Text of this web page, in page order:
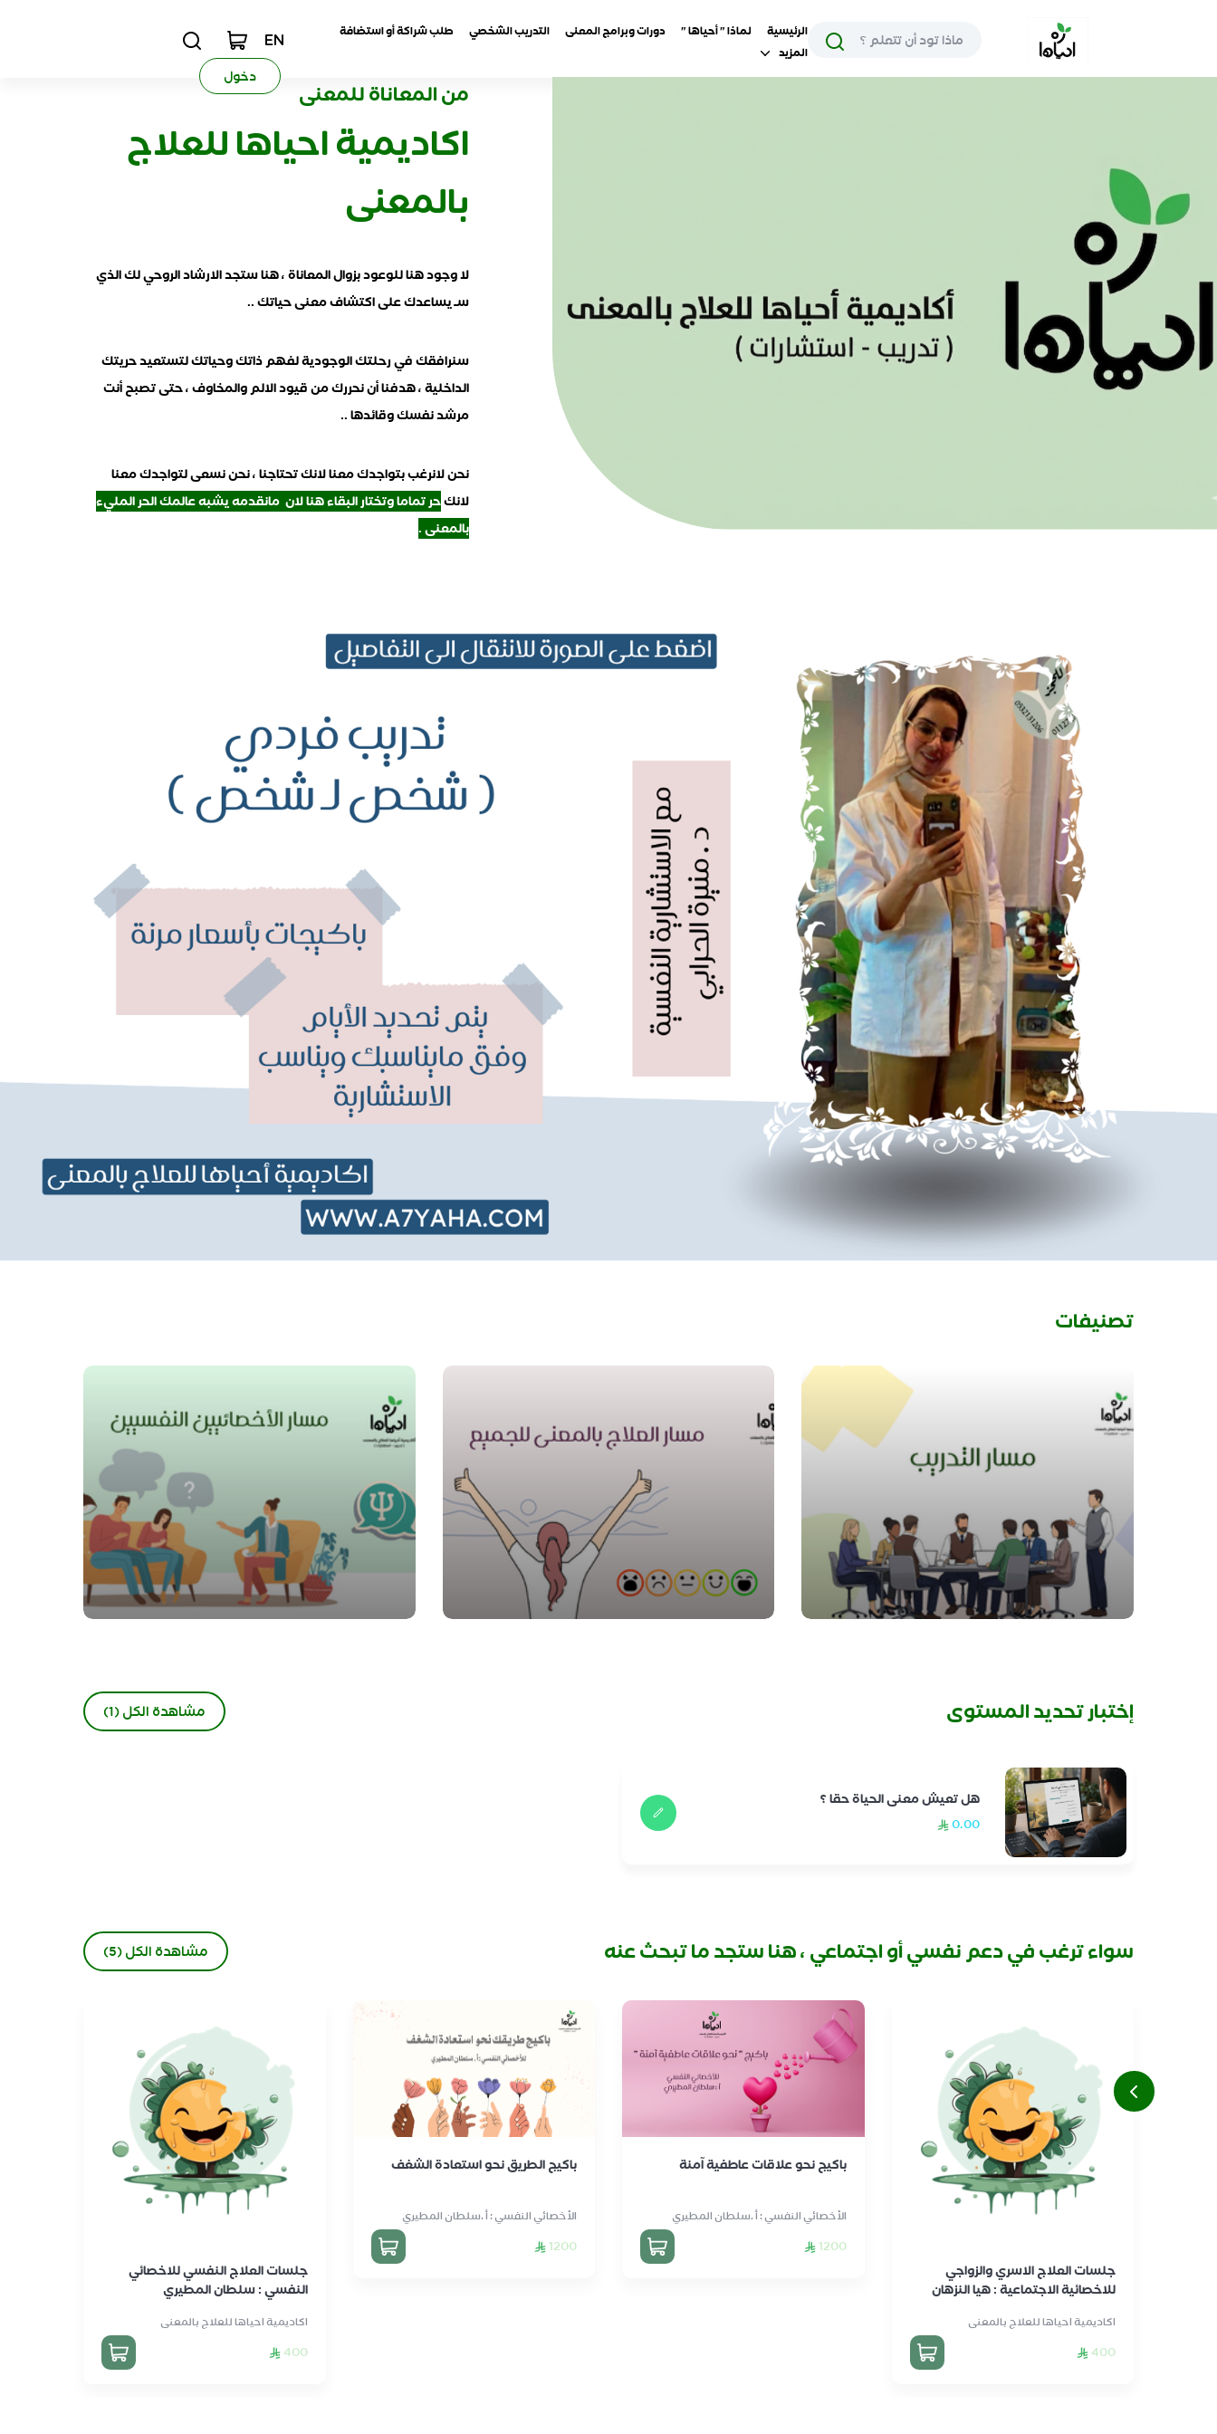
الرئيسية لماذا " أحياها " دورات وبرامج المعنى التدريب الشخصي
طلب شراكة أو استضافة
المزيد
EN
دخول
من المعاناة للمعنى
اكاديمية احياها للعلاج
بالمعنى
لا وجود هنا للوعود بزوال المعاناة ، هنا ستجد الارشاد الروحي لك الذي
سـ يساعدك على اكتشاف معنى حياتك ..
سنرافقك في رحلتك الوجودية لفهم ذاتك وحياتك لتستعيد حريتك
الداخلية ، هدفنا أن نحررك من قيود الالم والمخاوف ، حتى تصبح أنت
مرشد نفسك وقائدها ..
نحن لانرغب بتواجدك معنا لانك تحتاجنا ، نحن نسعى لتواجدك معنا
لانكحر تماما وتختار البقاء هنا لان مانقدمه يشبه عالمك الحر المليء
بالمعنى .
تصنيفات
إختبار تحديد المستوى مشاهدة الكل (1)
هل تعيش معنى الحياة حقا ؟
0.00
سواء ترغب في دعم نفسي أو اجتماعي ، هنا ستجد ما تبحث عنه مشاهدة الكل (5)
جلسات العلاج الاسري والزواجي
للاخصائية الاجتماعية : هيا النزهان
اكاديمية احياها للعلاج بالمعنى
400
باكيج نحو علاقات عاطفية آمنة
الأخصائي النفسي : أ .سلطان المطيري
1200
باكيج الطريق نحو استعادة الشغف
الأخصائي النفسي : أ .سلطان المطيري
1200
جلسات العلاج النفسي للاخصائي
النفسي : سلطان المطيري
اكاديمية احياها للعلاج بالمعنى
400